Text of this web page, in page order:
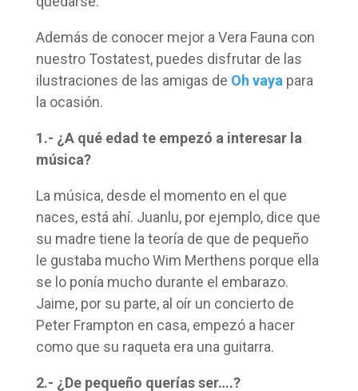
Además de conocer mejor a Vera Fauna con
nuestro Tostatest, puedes disfrutar de las
ilustraciones de las amigas de Oh vaya para
la ocasión.
1.- ¿A qué edad te empezó a interesar la
música?
La música, desde el momento en el que
naces, está ahí. Juanlu, por ejemplo, dice que
su madre tiene la teoría de que de pequeño
le gustaba mucho Wim Merthens porque ella
se lo ponía mucho durante el embarazo.
Jaime, por su parte, al oír un concierto de
Peter Frampton en casa, empezó a hacer
como que su raqueta era una guitarra.
2.- ¿De pequeño querías ser….?